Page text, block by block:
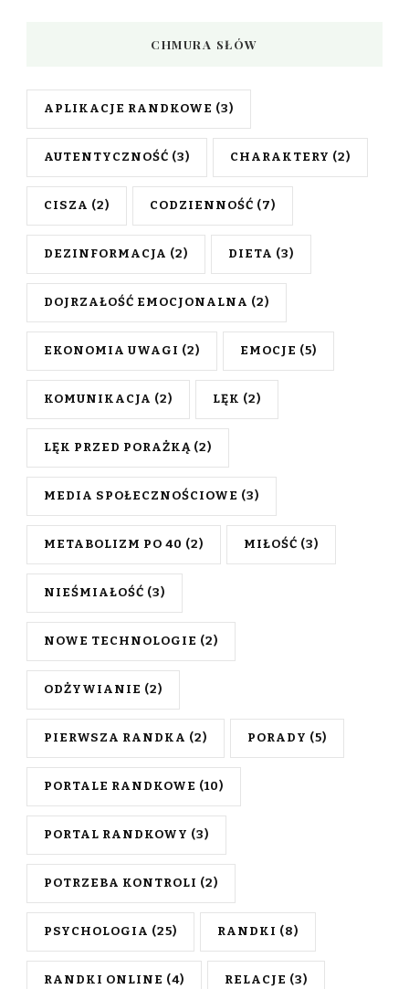
CHMURA SŁÓW
APLIKACJE RANDKOWE (3)
AUTENTYCZNOŚĆ (3) CHARAKTERY (2)
CISZA (2) CODZIENNOŚĆ (7)
DEZINFORMACJA (2) DIETA (3)
DOJRZAŁOŚĆ EMOCJONALNA (2)
EKONOMIA UWAGI (2) EMOCJE (5)
KOMUNIKACJA (2) LĘK (2)
LĘK PRZED PORAŻKĄ (2)
MEDIA SPOŁECZNOŚCIOWE (3)
METABOLIZM PO 40 (2) MIŁOŚĆ (3)
NIEŚMIAŁOŚĆ (3)
NOWE TECHNOLOGIE (2)
ODŻYWIANIE (2)
PIERWSZA RANDKA (2) PORADY (5)
PORTALE RANDKOWE (10)
PORTAL RANDKOWY (3)
POTRZEBA KONTROLI (2)
PSYCHOLOGIA (25) RANDKI (8)
RANDKI ONLINE (4) RELACJE (3)